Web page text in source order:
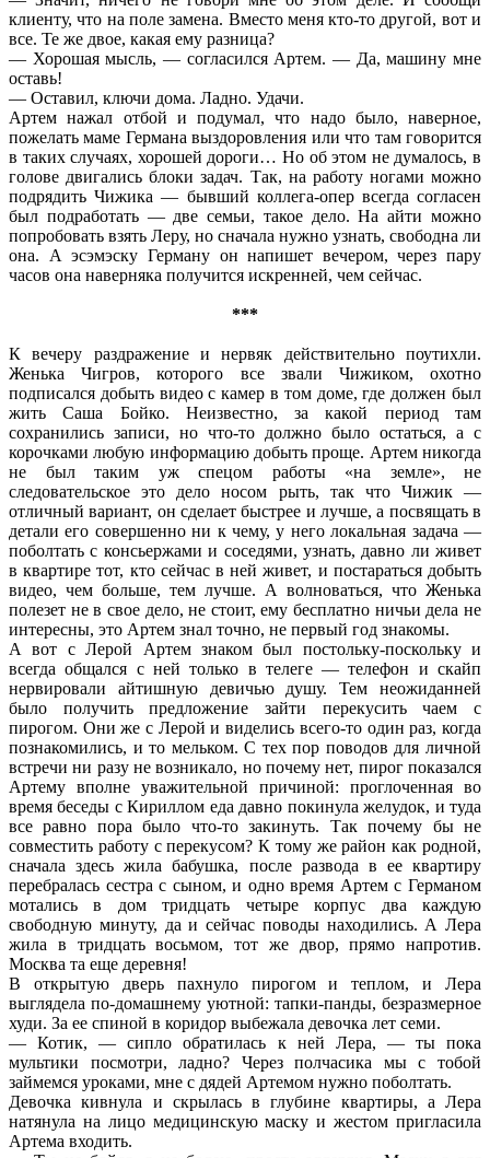
клиенту, что на поле замена. Вместо меня кто-то другой, вот и
все. Те же двое, какая ему разница?
— Хорошая мысль, — согласился Артем. — Да, машину мне
оставь!
— Оставил, ключи дома. Ладно. Удачи.
Артем нажал отбой и подумал, что надо было, наверное,
пожелать маме Германа выздоровления или что там говорится
в таких случаях, хорошей дороги… Но об этом не думалось, в
голове двигались блоки задач. Так, на работу ногами можно
подрядить Чижика — бывший коллега-опер всегда согласен
был подработать — две семьи, такое дело. На айти можно
попробовать взять Леру, но сначала нужно узнать, свободна ли
она. А эсэмэску Герману он напишет вечером, через пару
часов она наверняка получится искренней, чем сейчас.
***
К вечеру раздражение и нервяк действительно поутихли.
Женька Чигров, которого все звали Чижиком, охотно
подписался добыть видео с камер в том доме, где должен был
жить Саша Бойко. Неизвестно, за какой период там
сохранились записи, но что-то должно было остаться, а с
корочками любую информацию добыть проще. Артем никогда
не был таким уж спецом работы «на земле», не
следовательское это дело носом рыть, так что Чижик —
отличный вариант, он сделает быстрее и лучше, а посвящать в
детали его совершенно ни к чему, у него локальная задача —
поболтать с консьержами и соседями, узнать, давно ли живет
в квартире тот, кто сейчас в ней живет, и постараться добыть
видео, чем больше, тем лучше. А волноваться, что Женька
полезет не в свое дело, не стоит, ему бесплатно ничьи дела не
интересны, это Артем знал точно, не первый год знакомы.
А вот с Лерой Артем знаком был постольку-поскольку и
всегда общался с ней только в телеге — телефон и скайп
нервировали айтишную девичью душу. Тем неожиданней
было получить предложение зайти перекусить чаем с
пирогом. Они же с Лерой и виделись всего-то один раз, когда
познакомились, и то мельком. С тех пор поводов для личной
встречи ни разу не возникало, но почему нет, пирог показался
Артему вполне уважительной причиной: проглоченная во
время беседы с Кириллом еда давно покинула желудок, и туда
все равно пора было что-то закинуть. Так почему бы не
совместить работу с перекусом? К тому же район как родной,
сначала здесь жила бабушка, после развода в ее квартиру
перебралась сестра с сыном, и одно время Артем с Германом
мотались в дом тридцать четыре корпус два каждую
свободную минуту, да и сейчас поводы находились. А Лера
жила в тридцать восьмом, тот же двор, прямо напротив.
Москва та еще деревня!
В открытую дверь пахнуло пирогом и теплом, и Лера
выглядела по-домашнему уютной: тапки-панды, безразмерное
худи. За ее спиной в коридор выбежала девочка лет семи.
— Котик, — сипло обратилась к ней Лера, — ты пока
мультики посмотри, ладно? Через полчасика мы с тобой
займемся уроками, мне с дядей Артемом нужно поболтать.
Девочка кивнула и скрылась в глубине квартиры, а Лера
натянула на лицо медицинскую маску и жестом пригласила
Артема входить.